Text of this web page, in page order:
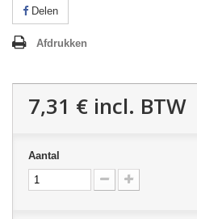
Delen
Afdrukken
7,31 € incl. BTW
Aantal